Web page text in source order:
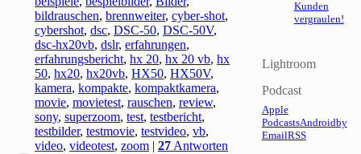
bildrauschen,brennweiter,cyber-shot,
cybershot,dsc,DSC-50,DSC-50V,
dsc-hx20vb,dslr,erfahrungen,
erfahrungsbericht,hx 20,hx 20 vb,hx
50,hx20,hx20vb,HX50,HX50V,
kamera,kompakte,kompaktkamera,
movie,movietest,rauschen,review,
sony,superzoom,test,testbericht,
testbilder,testmovie,testvideo,vb,
video,videotest,zoom |27 Antworten
Kunden
vergraulen!
Lightroom
Podcast
Apple
PodcastsAndroidby
EmailRSS